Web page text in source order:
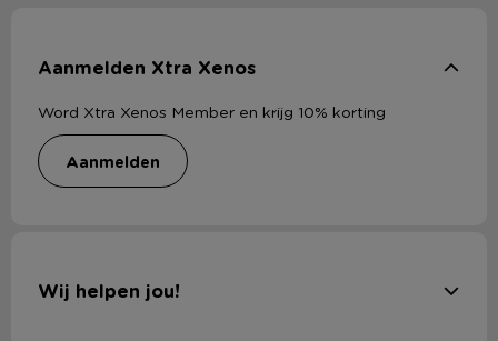
Aanmelden Xtra Xenos
Word Xtra Xenos Member en krijg 10% korting
aanmelden
Wij helpen jou!